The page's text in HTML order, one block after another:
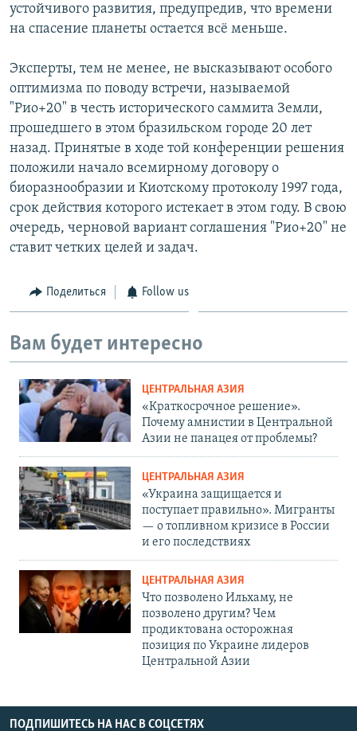
устойчивого развития, предупредив, что времени
на спасение планеты остается всё меньше.
Эксперты, тем не менее, не высказывают особого
оптимизма по поводу встречи, называемой
"Рио+20" в честь исторического саммита Земли,
прошедшего в этом бразильском городе 20 лет
назад. Принятые в ходе той конференции решения
положили начало всемирному договору о
биоразнообразии и Киотскому протоколу 1997 года,
срок действия которого истекает в этом году. В свою
очередь, черновой вариант соглашения "Рио+20" не
ставит четких целей и задач.
Поделиться Follow us
Вам будет интересно
ЦЕНТРАЛЬНАЯ АЗИЯ
«Краткосрочное решение».
Почему амнистии в Центральной
Азии не панацея от проблемы?
ЦЕНТРАЛЬНАЯ АЗИЯ
«Украина защищается и
поступает правильно». Мигранты
— о топливном кризисе в России
и его последствиях
ЦЕНТРАЛЬНАЯ АЗИЯ
Что позволено Ильхаму, не
позволено другим? Чем
продиктована осторожная
позиция по Украине лидеров
Центральной Азии
ПОДПИШИТЕСЬ НА НАС В СОЦСЕТЯХ